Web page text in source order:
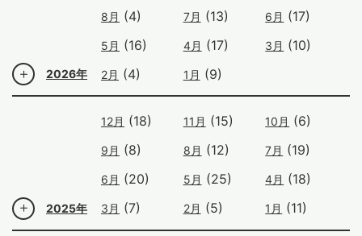
2026年
8月 (4) 7月 (13) 6月 (17)
5月 (16) 4月 (17) 3月 (10)
2月 (4) 1月 (9)
2025年
12月 (18) 11月 (15) 10月 (6)
9月 (8) 8月 (12) 7月 (19)
6月 (20) 5月 (25) 4月 (18)
3月 (7) 2月 (5) 1月 (11)